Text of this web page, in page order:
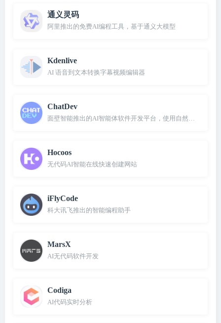
通义灵码
阿里推出的免费AI编程工具，基于通义大模型
Kdenlive
AI 语音到文本转换字幕视频编辑器
ChatDev
面壁智能推出的AI智能体软件开发平台，使用自然语言即可
Hocoos
无代码AI智能在线快速创建网站
iFlyCode
科大讯飞推出的智能编程助手
MarsX
AI无代码软件开发
Codiga
AI代码实时分析